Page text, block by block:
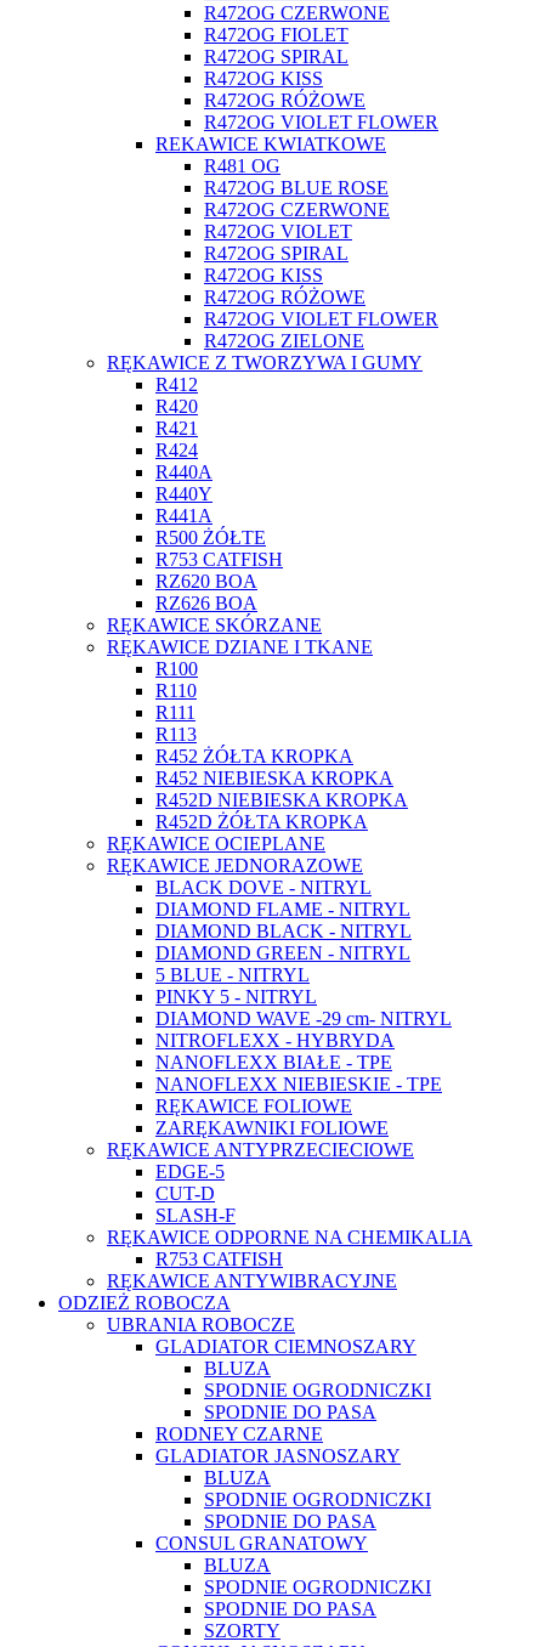
R472OG CZERWONE
R472OG FIOLET
R472OG SPIRAL
R472OG KISS
R472OG RÓŻOWE
R472OG VIOLET FLOWER
REKAWICE KWIATKOWE
R481 OG
R472OG BLUE ROSE
R472OG CZERWONE
R472OG VIOLET
R472OG SPIRAL
R472OG KISS
R472OG RÓŻOWE
R472OG VIOLET FLOWER
R472OG ZIELONE
RĘKAWICE Z TWORZYWA I GUMY
R412
R420
R421
R424
R440A
R440Y
R441A
R500 ŻÓŁTE
R753 CATFISH
RZ620 BOA
RZ626 BOA
RĘKAWICE SKÓRZANE
RĘKAWICE DZIANE I TKANE
R100
R110
R111
R113
R452 ŻÓŁTA KROPKA
R452 NIEBIESKA KROPKA
R452D NIEBIESKA KROPKA
R452D ŻÓŁTA KROPKA
RĘKAWICE OCIEPLANE
RĘKAWICE JEDNORAZOWE
BLACK DOVE - NITRYL
DIAMOND FLAME - NITRYL
DIAMOND BLACK - NITRYL
DIAMOND GREEN - NITRYL
5 BLUE - NITRYL
PINKY 5 - NITRYL
DIAMOND WAVE -29 cm- NITRYL
NITROFLEXX - HYBRYDA
NANOFLEXX BIAŁE - TPE
NANOFLEXX NIEBIESKIE - TPE
RĘKAWICE FOLIOWE
ZARĘKAWNIKI FOLIOWE
RĘKAWICE ANTYPRZECIECIOWE
EDGE-5
CUT-D
SLASH-F
RĘKAWICE ODPORNE NA CHEMIKALIA
R753 CATFISH
RĘKAWICE ANTYWIBRACYJNE
ODZIEŻ ROBOCZA
UBRANIA ROBOCZE
GLADIATOR CIEMNOSZARY
BLUZA
SPODNIE OGRODNICZKI
SPODNIE DO PASA
RODNEY CZARNE
GLADIATOR JASNOSZARY
BLUZA
SPODNIE OGRODNICZKI
SPODNIE DO PASA
CONSUL GRANATOWY
BLUZA
SPODNIE OGRODNICZKI
SPODNIE DO PASA
SZORTY